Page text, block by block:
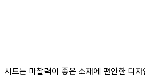
시트는 마찰력이 좋은 소재에 편안한 디